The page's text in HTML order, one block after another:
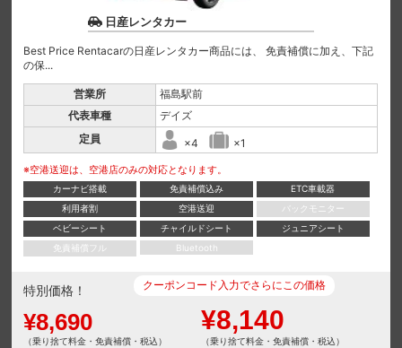
日産レンタカー
Best Price Rentacarの日産レンタカー商品には、 免責補償に加え、下記
の保...
営業所
福島駅前
代表車種
デイズ
定員
×4 ×1
※空港送迎は、空港店のみの対応となります。
カーナビ搭載 免責補償込み
ETC車載器
利用者割
空港送迎
バックモニター
ベビーシート
チャイルドシート
ジュニアシート
免責補償フル
Bluetooth
特別価格！
¥8,690
（乗り捨て料金・免責補償・税込）
クーポンコード入力でさらにこの価格
¥8,140
（乗り捨て料金・免責補償・税込）